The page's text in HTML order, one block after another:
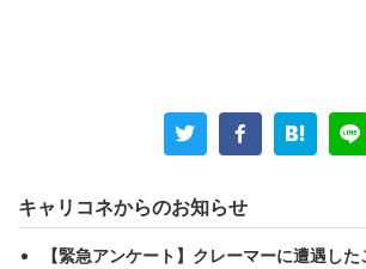
安定を求めるもの」（20代後半）
「価値観、お金の感覚が似ていない
キャリコネからのお知らせ
【緊急アンケート】クレーマーに遭遇し